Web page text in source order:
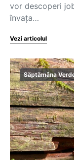
vor descoperi
învața…
Vezi articolul
Săptămâna